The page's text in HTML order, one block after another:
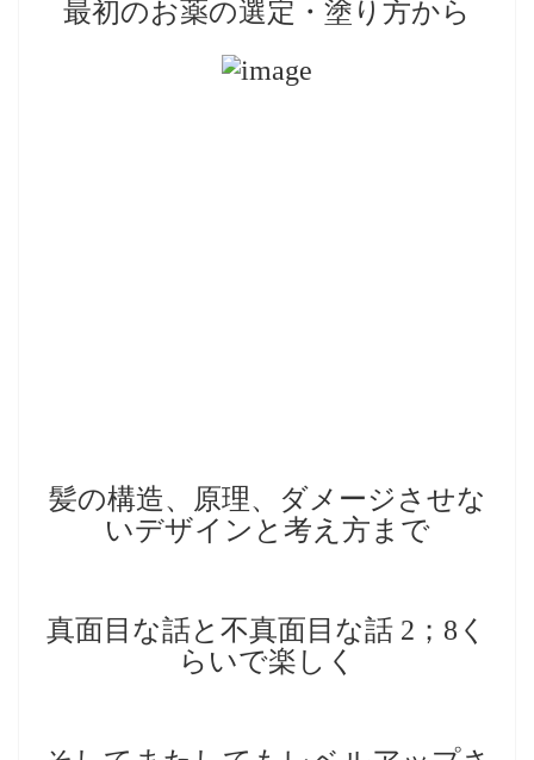
最初のお薬の選定・塗り方から
髪の構造、原理、ダメージさせな
いデザインと考え方まで
真面目な話と不真面目な話 2；8く
らいで楽しく